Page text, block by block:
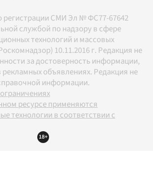
регистрации СМИ Эл № ФС77-67642
службой по надзору в сфере
технологий и массовых
10.11.2016 г. Редакция не
за достоверность информации,
объявлениях. Редакция не
информации.
ресурсе применяются
технологии в соответствии с
18+